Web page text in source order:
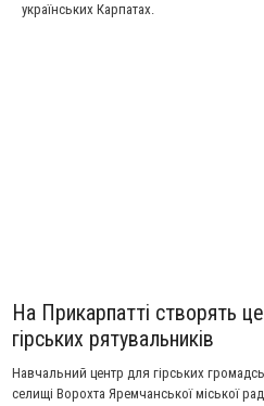
українських Карпатах.
На Прикарпатті створять
гірських рятувальників
Навчальний центр для гірських
селищі Ворохта Яремчанської міської